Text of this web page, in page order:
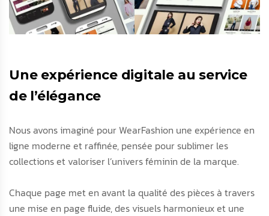
Une expérience digitale au service
de l’élégance
Nous avons imaginé pour WearFashion une expérience en
ligne moderne et raffinée, pensée pour sublimer les
collections et valoriser l’univers féminin de la marque.
Chaque page met en avant la qualité des pièces à travers
une mise en page fluide, des visuels harmonieux et une